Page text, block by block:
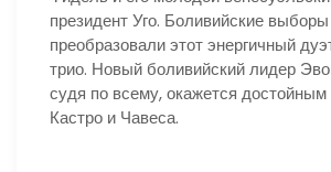
президент Уго. Боливийские выборы
преобразовали этот энергичный
трио. Новый боливийский лидер
судя по всему, окажется
Кастро и Чавеса.